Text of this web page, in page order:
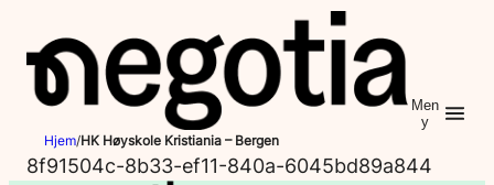
innhold
Men
y
Hjem/HK Høyskole Kristiania – Bergen
8f91504c-8b33-ef11-840a-6045bd89a844